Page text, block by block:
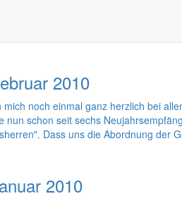
sehr heftige Winter hatte uns
sein. Eigentlich gab es in den letzten
gute Arbeit gemacht. Und auch
2010
noch einmal ganz herzlich bei
nun schon seit sechs
Dass uns die Abordnung der
2010